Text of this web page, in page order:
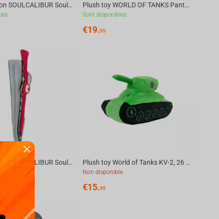
Plush weapon SOULCALIBUR Soul Edge Sword, 81 cm Plush toy WORLD OF TANKS Panther 38 cm
Sont disponibles
€19.99
Plush weapon SOULCALIBUR Soul Edge Sword, (color box) 81 cm Plush toy World of Tanks KV-2, 26 cm
Non disponible
€15.99